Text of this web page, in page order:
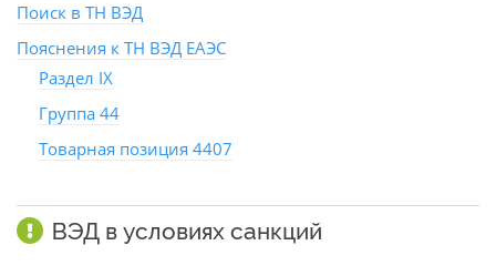
Поиск в ТН ВЭД
Пояснения к ТН ВЭД ЕАЭС
Раздел IX
Группа 44
Товарная позиция 4407
ВЭД в условиях санкций